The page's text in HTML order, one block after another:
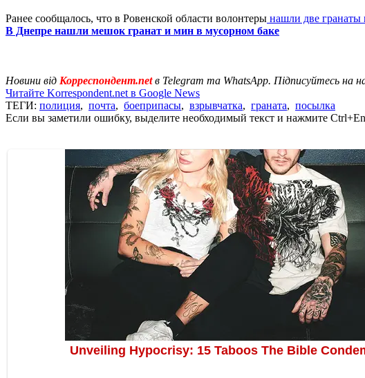
Ранее сообщалось, что в Ровенской области волонтеры нашли две гранаты
В Днепре нашли мешок гранат и мин в мусорном баке
Новини від Корреспондент.netв Telegram та WhatsApp. Підписуйтесь на
Читайте Korrespondent.net в Google News
ТЕГИ: полиция, почта, боеприпасы, взрывчатка, граната, посылка
Если вы заметили ошибку, выделите необходимый текст и нажмите